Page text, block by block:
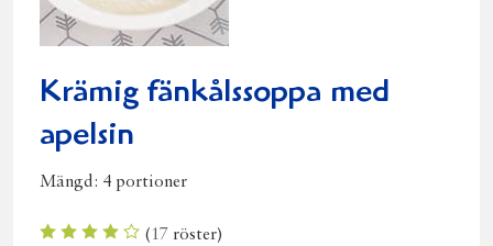
Krämig fänkålssoppa med
apelsin
Mängd: 4 portioner
(17 röster)